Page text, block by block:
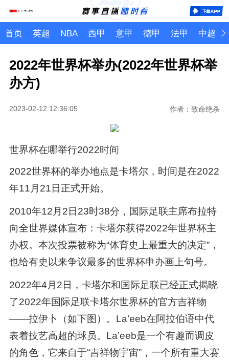
首页 英超 NBA 西甲 意甲 德甲 法甲 中超
2022年世界杯举办(2022年世界杯举
办方)
2023-02-12 12:36:05 作者：致命绝杀
世界杯在哪举行2022时间
2022世界杯的举办地点是卡塔尔，时间是在2022
年11月21日正式开始。
2010年12月2日23时38分，国际足联主席布拉特
向全世界媒体宣布：卡塔尔获得2022年世界杯主
办权。本次投票被称为“体育史上最重大的决定”，
也给有史以来争议最多的世界杯申办画上句号。
2022年4月2日，卡塔尔和国际足联已经正式揭晓
了2022年国际足联卡塔尔世界杯的官方吉祥物
——拉伊卜（如下图）。La’eeb在阿拉伯语中代
表着技艺高超的球员。La’eeb是一个有趣而调皮
的角色，它来自于“吉祥物宇宙”，一个所有重大赛